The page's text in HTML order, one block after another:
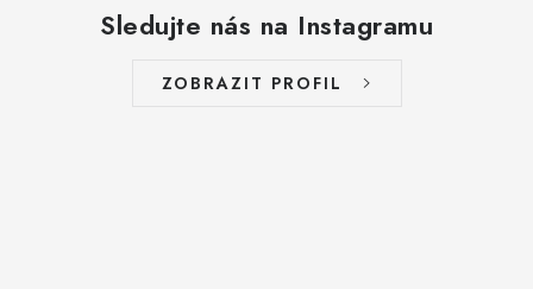
Sledujte nás na Instagramu
ZOBRAZIT PROFIL